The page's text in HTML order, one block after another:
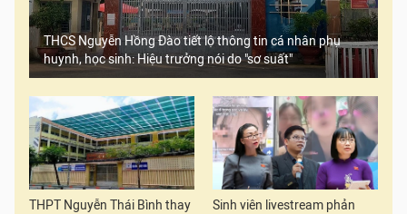
THCS Nguyễn Hồng Đào tiết lộ thông tin cá nhân phụ
huynh, học sinh: Hiệu trưởng nói do "sơ suất"
THPT Nguyễn Thái Bình thay
Sinh viên livestream phản